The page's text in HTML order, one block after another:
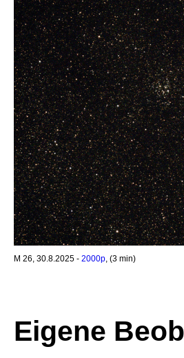
M 26, 30.8.2025 - 2000p, (3 min)
Eigene